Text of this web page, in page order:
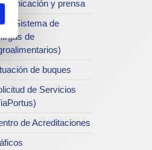
y prensa
(Sistema de
de
de buques
de Servicios
de Acreditaciones